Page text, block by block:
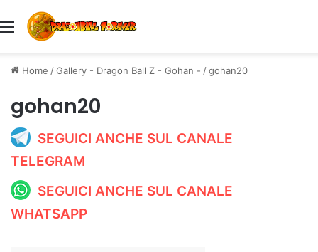
Menu
Home /Gallery - Dragon Ball Z - Gohan - /gohan20
gohan20
SEGUICI ANCHE SUL CANALE
TELEGRAM
SEGUICI ANCHE SUL CANALE
WHATSAPP